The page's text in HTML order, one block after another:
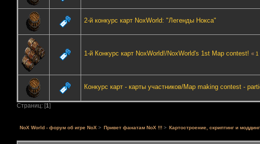
2-й конкурс карт NoxWorld: "Легенды Нокса"
1-й Конкурс карт NoxWorld!/NoxWorld's 1st Map contest!« 1
Конкурс карт - карты участников/Map making contest -
Страниц: [1]
NoX World - форум об игре NoX > Привет фанатам NoX !!! > Картостроение, скриптинг и моддинг